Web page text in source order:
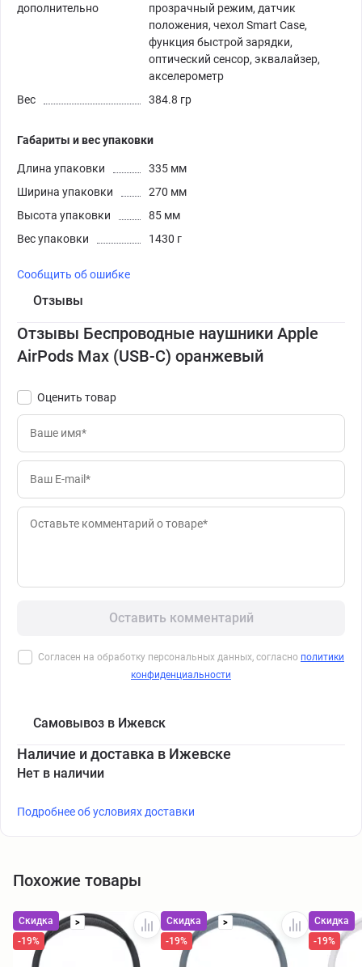
дополнительно
прозрачный режим, датчик
положения, чехол Smart Case,
функция быстрой зарядки,
оптический сенсор, эквалайзер,
акселерометр
Вес
384.8 гр
Габариты и вес упаковки
Длина упаковки
335 мм
Ширина упаковки
270 мм
Высота упаковки
85 мм
Вес упаковки
1430 г
Сообщить об ошибке
Отзывы
Отзывы Беспроводные наушники Apple
AirPods Max (USB-C) оранжевый
Оценить товар
Оставить комментарий
Согласен на обработку персональных данных, согласно политики
конфиденциальности
Самовывоз в Ижевск
Наличие и доставка в Ижевске
Нет в наличии
Подробнее об условиях доставки
Похожие товары
Скидка
>
-19%
Скидка
>
-19%
Скидка
-19%